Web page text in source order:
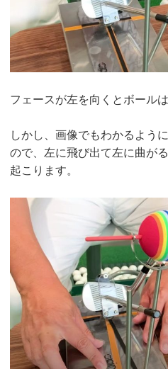
フェースが左を向くとボール
しかし、画像でもわかるよう
ので、左に飛び出て左に曲が
起こります。